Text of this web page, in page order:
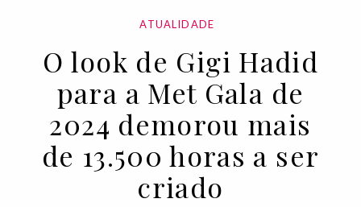
ATUALIDADE
O look de Gigi Hadid
para a Met Gala de
2024 demorou mais
de 13.500 horas a ser
criado